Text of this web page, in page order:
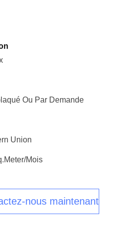
Ou Par Demande
Union
mois
nous maintenant